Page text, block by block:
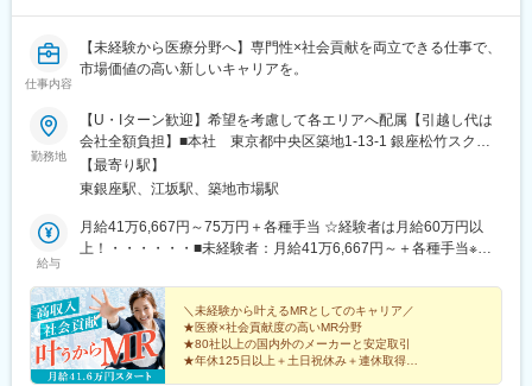
仕事内容
【未経験から医療分野へ】専門性×社会貢献を両立できる仕事で、
市場価値の高い新しいキャリアを。
勤務地
【U・Iターン歓迎】希望を考慮して各エリアへ配属【引越し代は
会社全額負担】■本社 東京都中央区築地1-13-1 銀座松竹スクエ
ア9F■勤務エリア：（1）北海道：北海道（2）東北：青森・秋
田・岩手・山形・宮城・福島（3）関東：東京・神奈川・千葉・埼
海：愛知・岐阜・三重・静岡（6）北陸：富山・石川・福井（7）
近畿：大阪・京都・滋賀・奈良・和歌山・兵庫（8）中国：岡山・
（10）九州：福岡・大分・宮崎・鹿児島・熊本・佐賀・長崎・沖
縄※勤務地限定～全国転勤（規定あり）の選択可能※配属エリアは
希望を考慮して決定いたします。希望範囲外への転勤はありませ
ん。※変更の範囲：会社の定める事業所（リモートワーク含む）
【最寄り駅】
東銀座駅、江坂駅、築地市場駅
給与
月給41万6,667円～75万円＋各種手当 ☆経験者は月給60万円以
上！・・・・・・■未経験者：月給41万6,667円～＋各種手当※上
過分は別途全額支給いたします。◎手当を含めれば初年度から年
収600万円以上も可能！・・・・・・■経験者：月給60万円～75万
円＋各種手当※上記には固定残業代（11万760円～／30時間分）を
含みます。※超過分は別途全額支給いたします。＜年収例＞◎初年
度年収は700万円以上！◎最大年収900万円以上も目指せる
＼未経験から叶えるMRとしてのキャリア／
★医療×社会貢献度の高いMR分野
★80社以上の国内外のメーカーと安定取引
★年休125日以上＋土日祝休み＋連休取得OK